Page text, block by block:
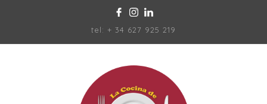
tel: + 34 627 925 219